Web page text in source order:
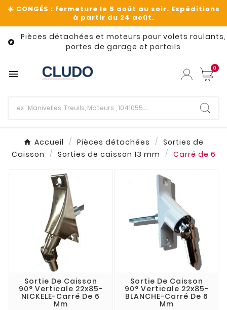

Pièces détachées et moteurs pour volets roulants,
portes de garage et portails
 0
Accueil Pièces détachées
Sorties de
Caisson
Sorties de caisson 13 mm Carré de 6
Sortie De Caisson
90° Verticale 22x85-
NICKELE-Carré De 6
Mm
Sortie De Caisson
90° Verticale 22x85-
BLANCHE-Carré De 6
Mm